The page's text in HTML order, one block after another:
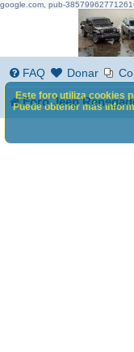
google.com, pub-
FAQ Donar
Foro Jeep
Este foro utiliza cookies
Puede obtener más